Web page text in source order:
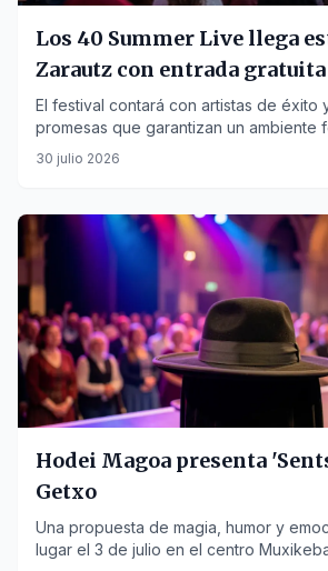
Los 40 Summer Live llega
Zarautz con entrada gratuita
El festival contará con artistas de éxito
promesas que garantizan un ambiente
malecón.
30 julio 2026
Hodei Magoa presenta
Getxo
Una propuesta de magia, humor y
lugar el 3 de julio en el centro